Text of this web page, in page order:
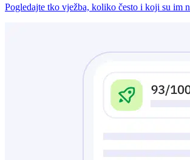
Pogledajte tko vježba, koliko često i koji su im